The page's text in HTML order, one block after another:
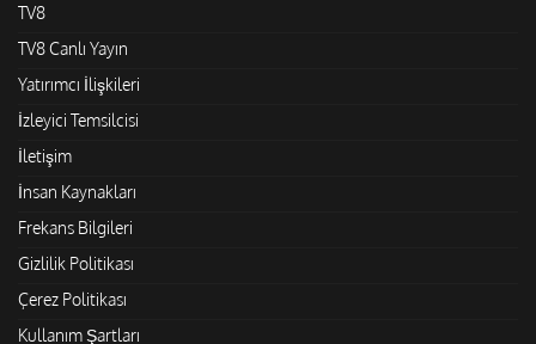
TV8
TV8 Canlı Yayın
Yatırımcı İlişkileri
İzleyici Temsilcisi
İletişim
İnsan Kaynakları
Frekans Bilgileri
Gizlilik Politikası
Çerez Politikası
Kullanım Şartları